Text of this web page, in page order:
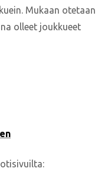
Mukaan otetaan
olleet joukkueet